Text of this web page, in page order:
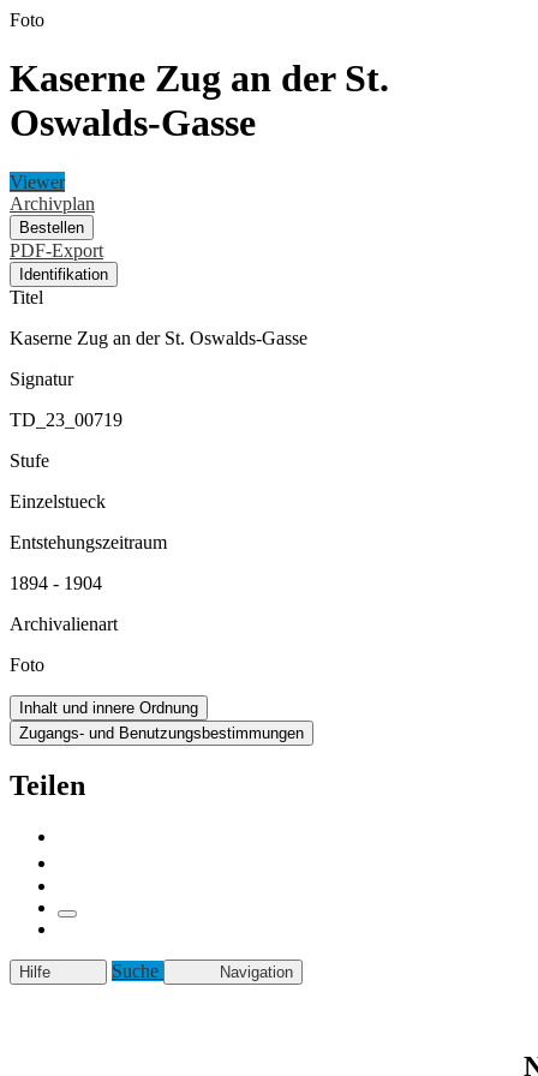
Foto
Kaserne Zug an der St.
Oswalds-Gasse
Viewer
Archivplan
Bestellen
PDF-Export
Identifikation
Titel
Kaserne Zug an der St. Oswalds-Gasse
Signatur
TD_23_00719
Stufe
Einzelstueck
Entstehungszeitraum
1894 - 1904
Archivalienart
Foto
Inhalt und innere Ordnung
Zugangs- und Benutzungsbestimmungen
Teilen
Hilfe Suche Navigation